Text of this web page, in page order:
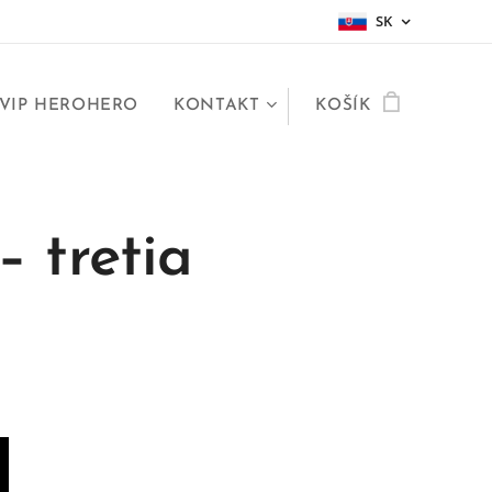
SK
VIP HEROHERO KONTAKT KOŠÍK
tretia